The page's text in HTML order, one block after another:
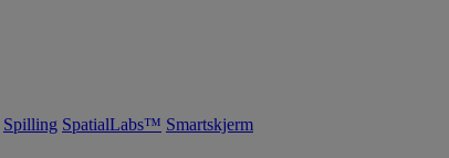
Spilling SpatialLabs™ Smartskjerm